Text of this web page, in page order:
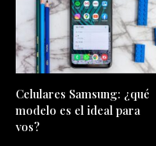
Celulares Samsung: ¿qué
modelo es el ideal para
vos?